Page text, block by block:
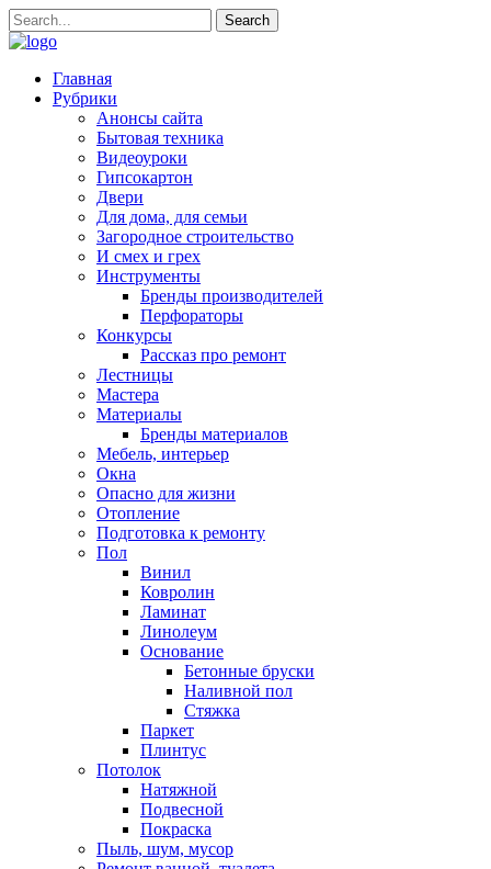
Главная
Рубрики
Анонсы сайта
Бытовая техника
Видеоуроки
Гипсокартон
Двери
Для дома, для семьи
Загородное строительство
И смех и грех
Инструменты
Бренды производителей
Перфораторы
Конкурсы
Рассказ про ремонт
Лестницы
Мастера
Материалы
Бренды материалов
Мебель, интерьер
Окна
Опасно для жизни
Отопление
Подготовка к ремонту
Пол
Винил
Ковролин
Ламинат
Линолеум
Основание
Бетонные бруски
Наливной пол
Стяжка
Паркет
Плинтус
Потолок
Натяжной
Подвесной
Покраска
Пыль, шум, мусор